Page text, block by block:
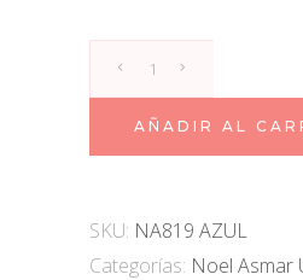
Linen
Azul
quantity
AÑADIR AL
SKU: NA819 AZUL
Categorías: Noel Asmar